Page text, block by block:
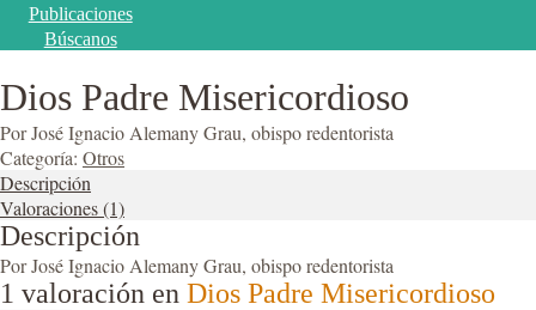
Publicaciones
Búscanos
Dios Padre Misericordioso
Por José Ignacio Alemany Grau, obispo redentorista
Categoría: Otros
Descripción
Valoraciones (1)
Descripción
Por José Ignacio Alemany Grau, obispo redentorista
1 valoración en Dios Padre Misericordioso